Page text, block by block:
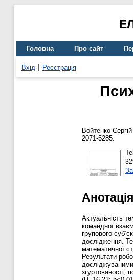
Головна Про сайт
Вхід Реєстрація
Войтенко Сергій
2071-5285.
Анотація
Актуальність
командної
групового
дослідження.
математичної
Результати
згуртованості,